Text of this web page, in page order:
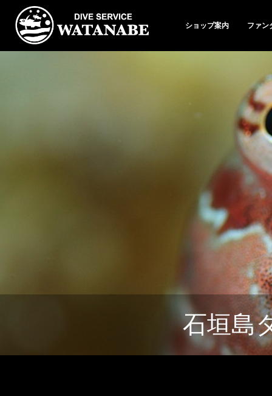
ショップ案内 ファン
石垣島